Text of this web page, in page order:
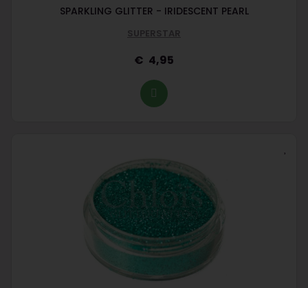
SPARKLING GLITTER - IRIDESCENT PEARL
SUPERSTAR
4,95